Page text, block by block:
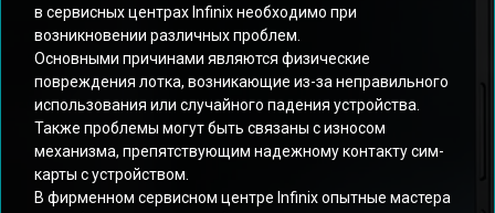
в сервисных центрах Infinix необходимо при
возникновении различных проблем.
Основными причинами являются физические
повреждения лотка, возникающие из-за неправильного
использования или случайного падения устройства.
Также проблемы могут быть связаны с износом
механизма, препятствующим надежному контакту сим-
карты с устройством.
В фирменном сервисном центре Infinix опытные мастера